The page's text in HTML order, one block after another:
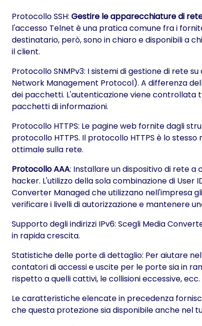
Protocollo SSH: Gestire le apparecchiature di
l'accesso Telnet è una pratica comune fra i
destinatario, però, sono in chiaro e disponibili a
il client.
Protocollo SNMPv3: I sistemi di gestione di rete
Network Management Protocol). A differenza
dei pacchetti. L'autenticazione viene controllata
pacchetti di informazioni.
Protocollo HTTPS: Le pagine web fornite dagli
protocollo HTTPS. Il protocollo HTTPS è lo
ottimale sulla rete.
Protocollo AAA: Installare un dispositivo di rete a
hacker. L'utilizzo della sola combinazione di
Converter Managed che utilizzano nell'impresa
verificare i livelli di autorizzazione e mantenere
Supporto degli indirizzi IPv6: Scegli Media
in rapida crescita.
Statistiche delle porte di dettaglio: Per aiutare
contatori di accessi e uscite per le porte sia in
rispetto a quelli cattivi, le collisioni eccessive,
Le caratteristiche elencate in precedenza
che questa protezione sia disponibile anche nel